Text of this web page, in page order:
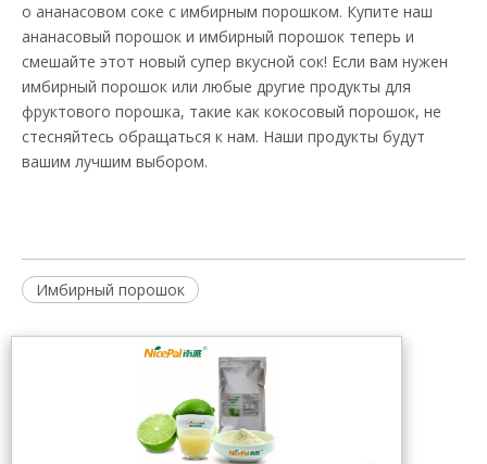
о ананасовом соке с имбирным порошком. Купите наш
ананасовый порошок и имбирный порошок теперь и
смешайте этот новый супер вкусной сок! Если вам нужен
имбирный порошок или любые другие продукты для
фруктового порошка, такие как кокосовый порошок, не
стесняйтесь обращаться к нам. Наши продукты будут
вашим лучшим выбором.
Имбирный порошок